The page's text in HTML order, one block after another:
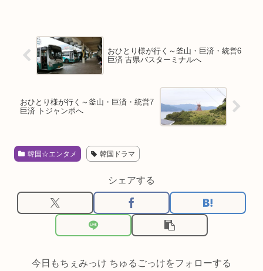
おひとり様が行く～釜山・巨済・統営6
巨済 古県バスターミナルへ
おひとり様が行く～釜山・巨済・統営7
巨済 トジャンポへ
韓国☆エンタメ 韓国ドラマ
シェアする
今日もちぇみっけ ちゅるごっけをフォローする